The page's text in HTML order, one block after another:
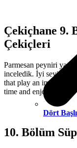
Dört
Çekiçhane 9.
Çekiçleri
Parmesan peyniri
inceledik. İyi seyirler
that play an important
time and enjoy.
10. Bölüm